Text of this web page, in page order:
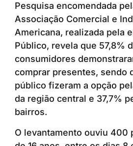
Pesquisa encomendada
Associação Comercial e
Americana, realizada pela
Público, revela que 57,8%
consumidores
comprar presentes, sendo
público fizeram a opção
da região central e 37,7%
bairros.
O levantamento ouviu 400